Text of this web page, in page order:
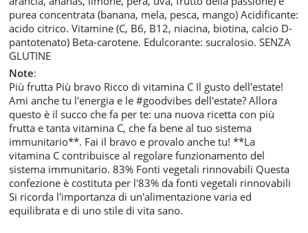
purea concentrata (banana, mela, pesca, mango) Acidificante:
acido citrico. Vitamine (C, B6, B12, niacina, biotina, calcio D-
pantotenato) Beta-carotene. Edulcorante: sucralosio. SENZA
GLUTINE
Note:
Più frutta Più bravo Ricco di vitamina C Il gusto dell'estate!
Ami anche tu l'energia e le #goodvibes dell'estate? Allora
questo è il succo che fa per te: una nuova ricetta con più
frutta e tanta vitamina C, che fa bene al tuo sistema
immunitario**. Fai il bravo e provalo anche tu! **La
vitamina C contribuisce al regolare funzionamento del
sistema immunitario. 83% Fonti vegetali rinnovabili Questa
confezione è costituta per l'83% da fonti vegetali rinnovabili
Si ricorda l'importanza di un'alimentazione varia ed
equilibrata e di uno stile di vita sano.